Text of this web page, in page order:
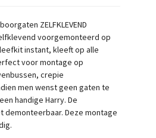
ZELFKLEVEND
voorgemonteerd op
instant, kleeft op alle
voor montage op
crepie
men wenst geen gaten te
handige Harry. De
demonteerbaar. Deze montage